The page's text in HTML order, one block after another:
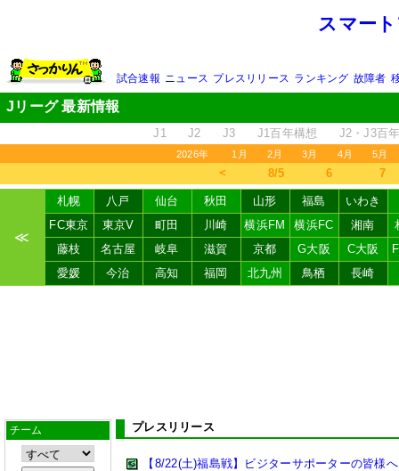
スマー
試合速報 ニュース プレスリリース ランキング 故障者
Jリーグ 最新情報
J1 J2 J3 J1百年構想 J2・J3百
2026年 1月 2月 3月 4月 5月
＜ 8/5 6 7
≪
札幌 八戸 仙台 秋田 山形 福島
いわき
FC東京
東京V 町田 川崎 横浜FM 横浜FC 湘南
藤枝
名古屋 岐阜 滋賀 京都 G大阪 C大阪
愛媛
今治 高知 福岡 北九州 鳥栖 長崎
チーム プレスリリース
【8/22(土)福島戦】ビジターサポーターの皆様へ